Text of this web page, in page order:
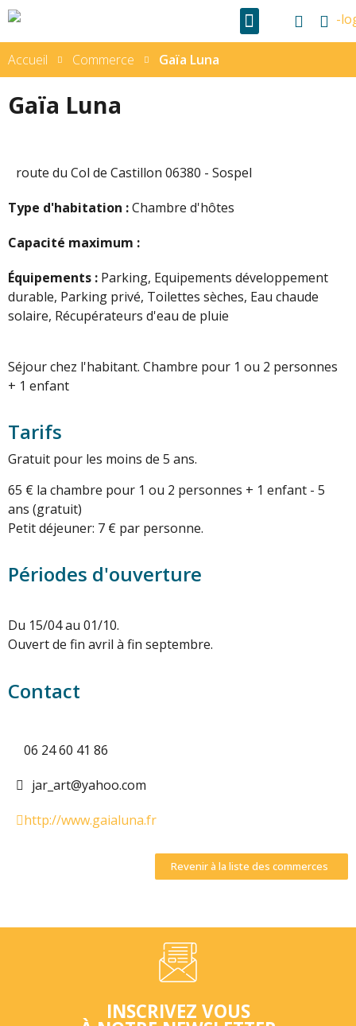
Accueil Commerce Gaïa Luna
Gaïa Luna
route du Col de Castillon 06380 - Sospel
Type d'habitation :Chambre d'hôtes
Capacité maximum :
Équipements : Parking, Equipements développement
durable, Parking privé, Toilettes sèches, Eau chaude
solaire, Récupérateurs d'eau de pluie
Séjour chez l'habitant. Chambre pour 1 ou 2 personnes
+ 1 enfant
Tarifs
Gratuit pour les moins de 5 ans.
65 € la chambre pour 1 ou 2 personnes + 1 enfant - 5
ans (gratuit)
Petit déjeuner: 7 € par personne.
Périodes d'ouverture
Du 15/04 au 01/10.
Ouvert de fin avril à fin septembre.
Contact
06 24 60 41 86
jar_art@yahoo.com
http://www.gaialuna.fr
Revenir à la liste des commerces
INSCRIVEZ VOUS